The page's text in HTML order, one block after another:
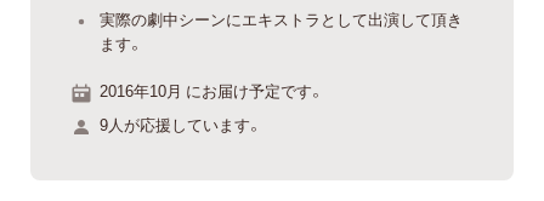
実際の劇中シーンにエキストラとして出演して頂き
ます。
2016年10月 にお届け予定です。
9人が応援しています。